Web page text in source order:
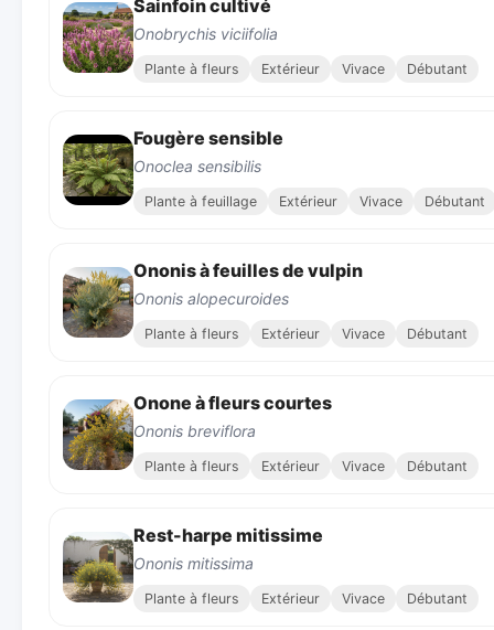
Sainfoin cultivé
Onobrychis viciifolia
Plante à fleurs Extérieur Vivace Débutant
Fougère sensible
Onoclea sensibilis
Plante à feuillage Extérieur Vivace Débutant
Ononis à feuilles de vulpin
Ononis alopecuroides
Plante à fleurs Extérieur Vivace Débutant
Onone à fleurs courtes
Ononis breviflora
Plante à fleurs Extérieur Vivace Débutant
Rest-harpe mitissime
Ononis mitissima
Plante à fleurs Extérieur Vivace Débutant